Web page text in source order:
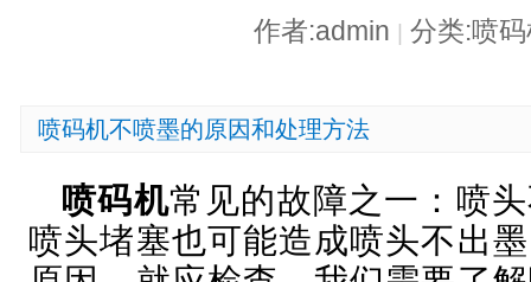
作者:admin | 分类:喷
喷码机不喷墨的原因和处理方法
喷码机常见的故障之一：喷
喷头堵塞也可能造成喷头不出